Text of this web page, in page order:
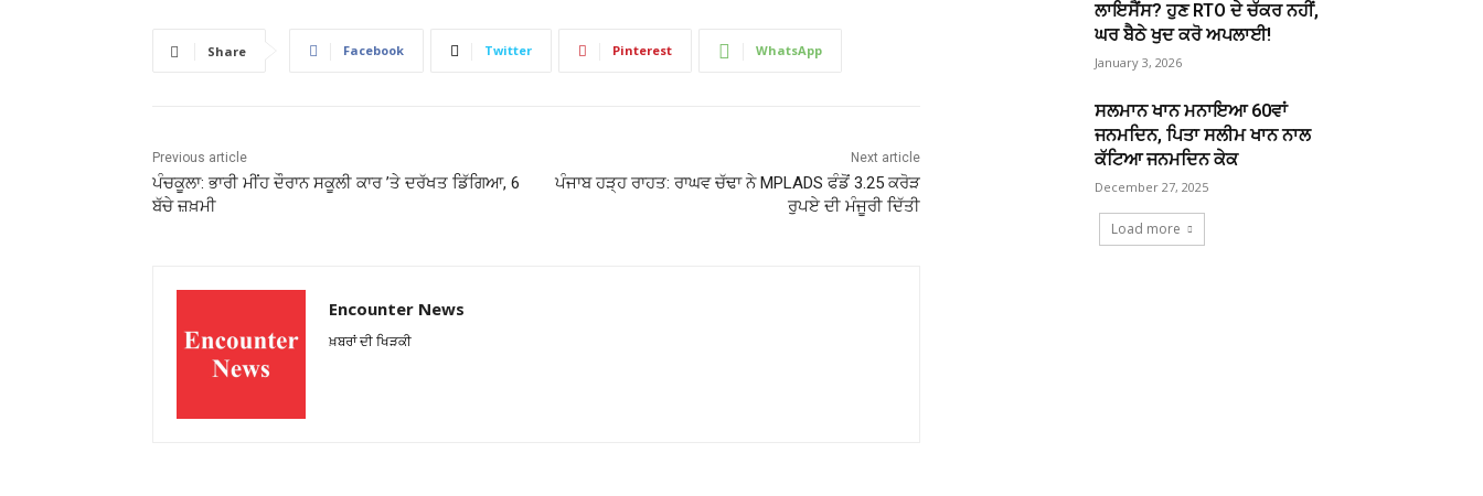
Share Facebook Twitter Pinterest WhatsApp
Previous article
ਪੰਚਕੂਲਾ: ਭਾਰੀ ਮੀਂਹ ਦੌਰਾਨ ਸਕੂਲੀ ਕਾਰ ’ਤੇ ਦਰੱਖਤ ਡਿੱਗਿਆ, 6
ਬੱਚੇ ਜ਼ਖ਼ਮੀ
Next article
ਪੰਜਾਬ ਹੜ੍ਹ ਰਾਹਤ: ਰਾਘਵ ਚੱਢਾ ਨੇ MPLADS ਫੰਡੋਂ 3.25 ਕਰੋੜ
ਰੁਪਏ ਦੀ ਮੰਜੂਰੀ ਦਿੱਤੀ
Encounter News
ਖ਼ਬਰਾਂ ਦੀ ਖਿੜਕੀ
ਲਾਇਸੈਂਸ? ਹੁਣ RTO ਦੇ ਚੱਕਰ ਨਹੀਂ,
ਘਰ ਬੈਠੇ ਖੁਦ ਕਰੋ ਅਪਲਾਈ!
January 3, 2026
ਸਲਮਾਨ ਖਾਨ ਮਨਾਇਆ 60ਵਾਂ
ਜਨਮਦਿਨ, ਪਿਤਾ ਸਲੀਮ ਖਾਨ ਨਾਲ
ਕੱਟਿਆ ਜਨਮਦਿਨ ਕੇਕ
December 27, 2025
Load more